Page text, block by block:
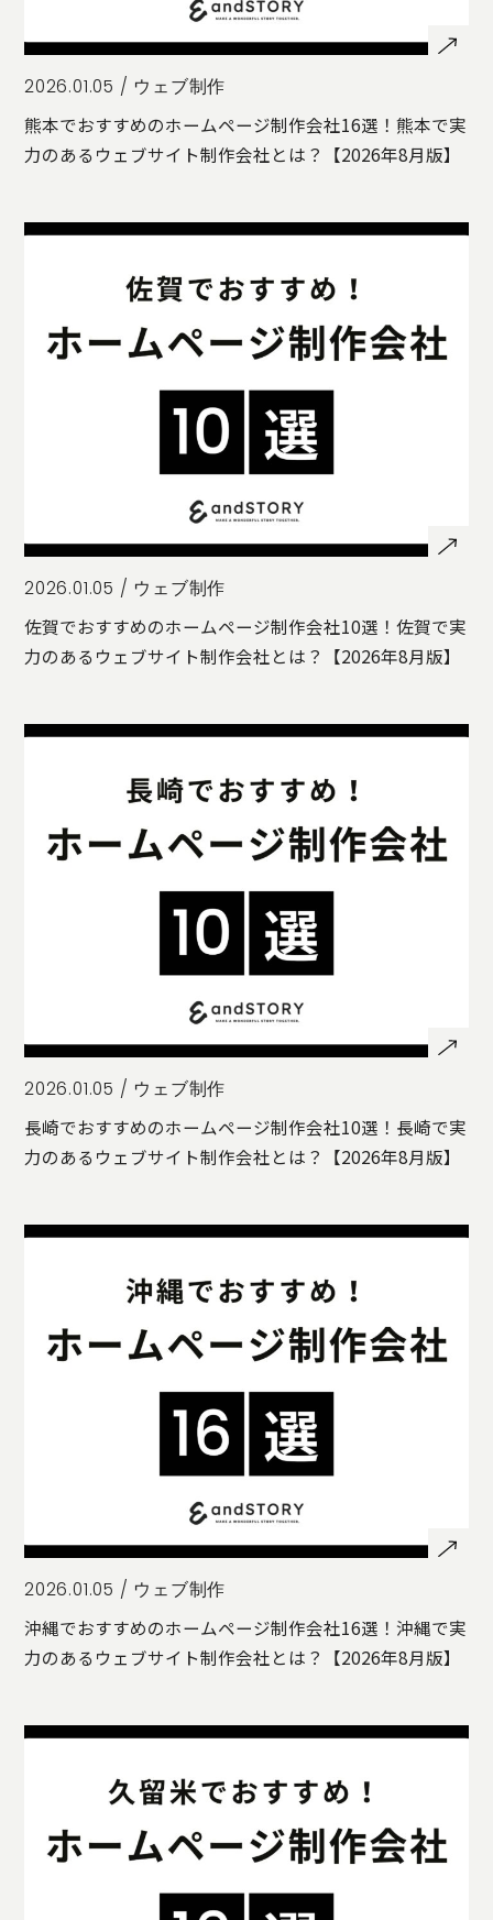
2026.01.05 / ウェブ制作
熊本でおすすめのホームページ制作会社16選！熊本で実
力のあるウェブサイト制作会社とは？【2026年8月版】
2026.01.05 / ウェブ制作
佐賀でおすすめのホームページ制作会社10選！佐賀で実
力のあるウェブサイト制作会社とは？【2026年8月版】
2026.01.05 / ウェブ制作
長崎でおすすめのホームページ制作会社10選！長崎で実
力のあるウェブサイト制作会社とは？【2026年8月版】
2026.01.05 / ウェブ制作
沖縄でおすすめのホームページ制作会社16選！沖縄で実
力のあるウェブサイト制作会社とは？【2026年8月版】